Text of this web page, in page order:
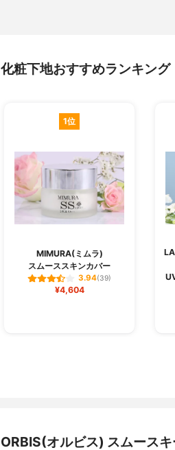
化粧下地おすすめランキング
1位
MIMURA(ミムラ)
スムーススキンカバー
3.94(39)
¥4,604
ORBIS(オルビス) スムース